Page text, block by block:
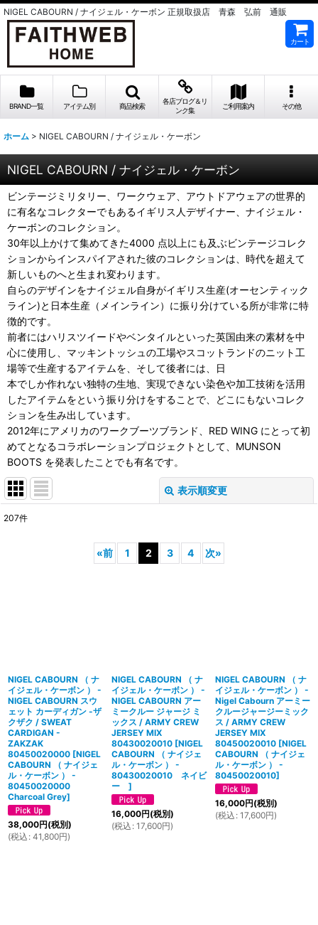
NIGEL CABOURN / ナイジェル・ケーボン 正規取扱店 青森 弘前 通販
カート
BRAND一覧 アイテム別 商品検索
各店ブログ＆リ
ンク集
ご利用案内 その他
ホーム > NIGEL CABOURN / ナイジェル・ケーボン
NIGEL CABOURN / ナイジェル・ケーボン
ビンテージミリタリー、ワークウェア、アウトドアウェアの世界的
に有名なコレクターでもあるイギリス人デザイナー、ナイジェル・
ケーボンのコレクション。
30年以上かけて集めてきた4000 点以上にも及ぶビンテージコレク
ションからインスパイアされた彼のコレクションは、時代を超えて
新しいものへと生まれ変わります。
自らのデザインをナイジェル自身がイギリス生産(オーセンティック
ライン)と日本生産（メインライン）に振り分けている所が非常に特
徴的です。
前者にはハリスツイードやベンタイルといった英国由来の素材を中
心に使用し、マッキントッシュの工場やスコットランドのニット工
場等で生産するアイテムを、そして後者には、日
本でしか作れない独特の生地、実現できない染色や加工技術を活用
したアイテムをという振り分けをすることで、どこにもないコレク
ションを生み出しています。
2012年にアメリカのワークブーツブランド、RED WING にとって初
めてとなるコラボレーションプロジェクトとして、MUNSON
BOOTS を発表したことでも有名です。
表示順変更
207件
«前 1 2 3 4 次»
NIGEL CABOURN （ ナ
イジェル・ケーボン ） -
NIGEL CABOURN スウ
ェット カーディガン -ザ
クザク / SWEAT
CARDIGAN -
ZAKZAK
80450020000 [NIGEL
CABOURN （ ナイジェ
ル・ケーボン ） -
80450020000
Charcoal Grey]
38,000円(税別)
(税込 : 41,800円)
NIGEL CABOURN （ ナ
イジェル・ケーボン ） -
NIGEL CABOURN アー
ミークルー ジャージ ミ
ックス / ARMY CREW
JERSEY MIX
80430020010 [NIGEL
CABOURN （ ナイジェ
ル・ケーボン ） -
80430020010 ネイビ
ー ]
16,000円(税別)
(税込 : 17,600円)
NIGEL CABOURN （ ナ
イジェル・ケーボン ） -
Nigel Cabourn アーミー
クルージャージーミック
ス / ARMY CREW
JERSEY MIX
80450020010 [NIGEL
CABOURN （ ナイジェ
ル・ケーボン ） -
80450020010]
16,000円(税別)
(税込 : 17,600円)